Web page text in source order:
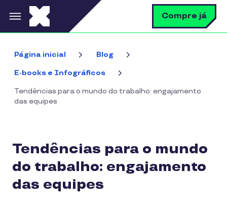
Pular para o conteúdo principal Compre já
Página inicial Blog
E-books e Infográficos
Tendências para o mundo do trabalho: engajamento
das equipes
Tendências para o mundo
do trabalho: engajamento
das equipes